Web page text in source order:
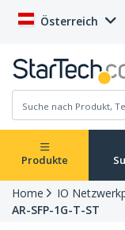
Österreich
Produkte
Home IO
AR-SFP-1G-T-ST